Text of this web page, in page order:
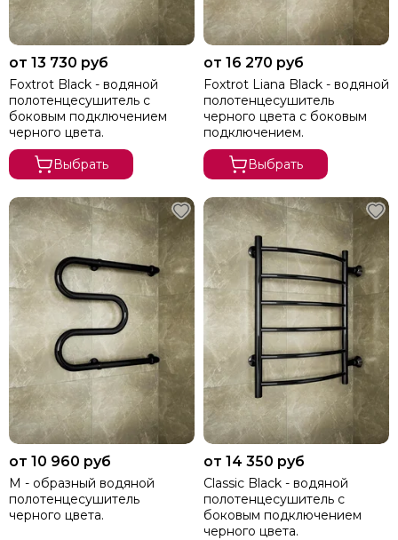
от 13 730 руб
Foxtrot Black - водяной
полотенцесушитель с
боковым подключением
черного цвета.
Выбрать
от 16 270 руб
Foxtrot Liana Black - водяной
полотенцесушитель
черного цвета с боковым
подключением.
Выбрать
от 10 960 руб
М - образный водяной
полотенцесушитель
черного цвета.
от 14 350 руб
Classic Black - водяной
полотенцесушитель с
боковым подключением
черного цвета.